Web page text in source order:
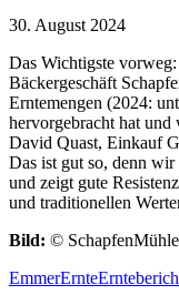
30. August 2024
Das Wichtigste
Bäckergeschäft
Erntemengen (2024:
hervorgebracht hat
David Quast, Einkauf
Das ist gut so, denn
und zeigt gute
und traditionellen
Bild: © SchapfenMühle
EmmerErnte